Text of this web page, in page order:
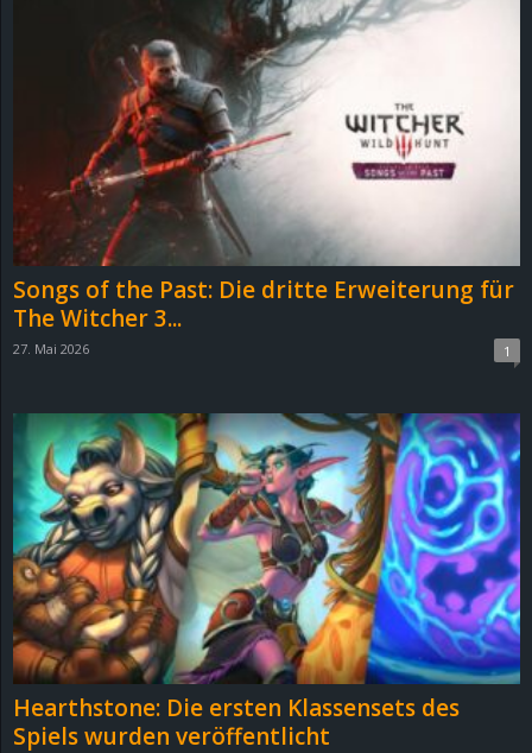
Songs of the Past: Die dritte Erweiterung für
The Witcher 3...
27. Mai 2026 1
Hearthstone: Die ersten Klassensets des
Spiels wurden veröffentlicht